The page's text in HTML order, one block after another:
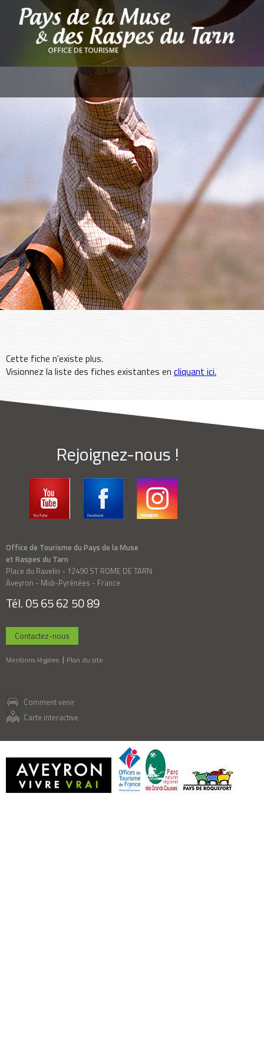
Cette fiche n'existe plus.
Visionnez la liste des fiches existantes en cliquant ici.
Rejoignez-nous !
Office de Tourisme du Pays de la Muse
et Raspes du Tarn
Place du Ravelin - 12490 ST ROME DE TARN
Aveyron - Midi-Pyrénées - France
Tél. 05 65 62 50 89
Contactez-nous
Mentions légales Plan du site
Comment venir
Carte interactive